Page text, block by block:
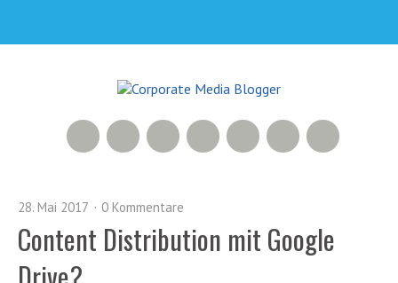
Twitter
Facebook
Google+
YouTube
Slideshare
Xing
RSS Feed
28. Mai 2017 0 Kommentare
Content Distribution mit Google